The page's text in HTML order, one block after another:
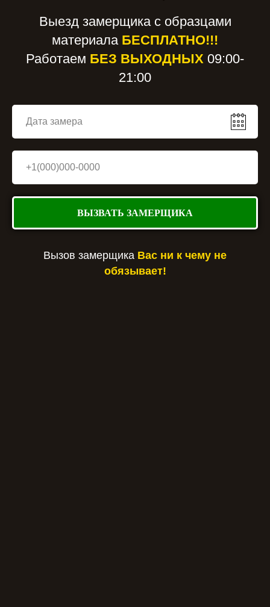
Выезд замерщика с образцами
материала БЕСПЛАТНО!!!
Работаем БЕЗ ВЫХОДНЫХ 09:00-
21:00
ВЫЗВАТЬ ЗАМЕРЩИКА
Вызов замерщика Вас ни к чему не
обязывает!